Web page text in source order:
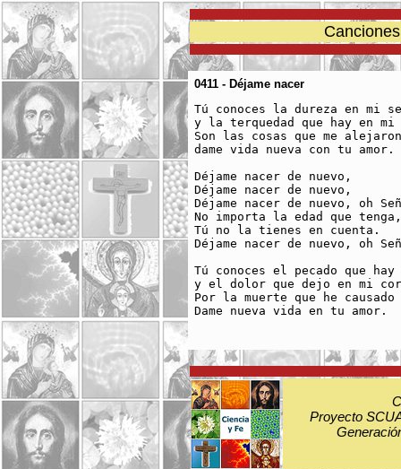
0411 - Déjame nacer
Tú conoces la dureza en mi
y la terquedad que hay en mi
Son las cosas que me
dame vida nueva con tu amor.
Déjame nacer de nuevo,
Déjame nacer de nuevo,
Déjame nacer de nuevo, oh
No importa la edad que tenga,
Tú no la tienes en cuenta.
Déjame nacer de nuevo, oh
Tú conoces el pecado que hay
y el dolor que dejo en mi
Por la muerte que he
Dame nueva vida en tu amor.
Proyecto